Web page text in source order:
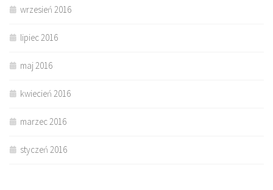
wrzesień 2016
lipiec 2016
maj 2016
kwiecień 2016
marzec 2016
styczeń 2016